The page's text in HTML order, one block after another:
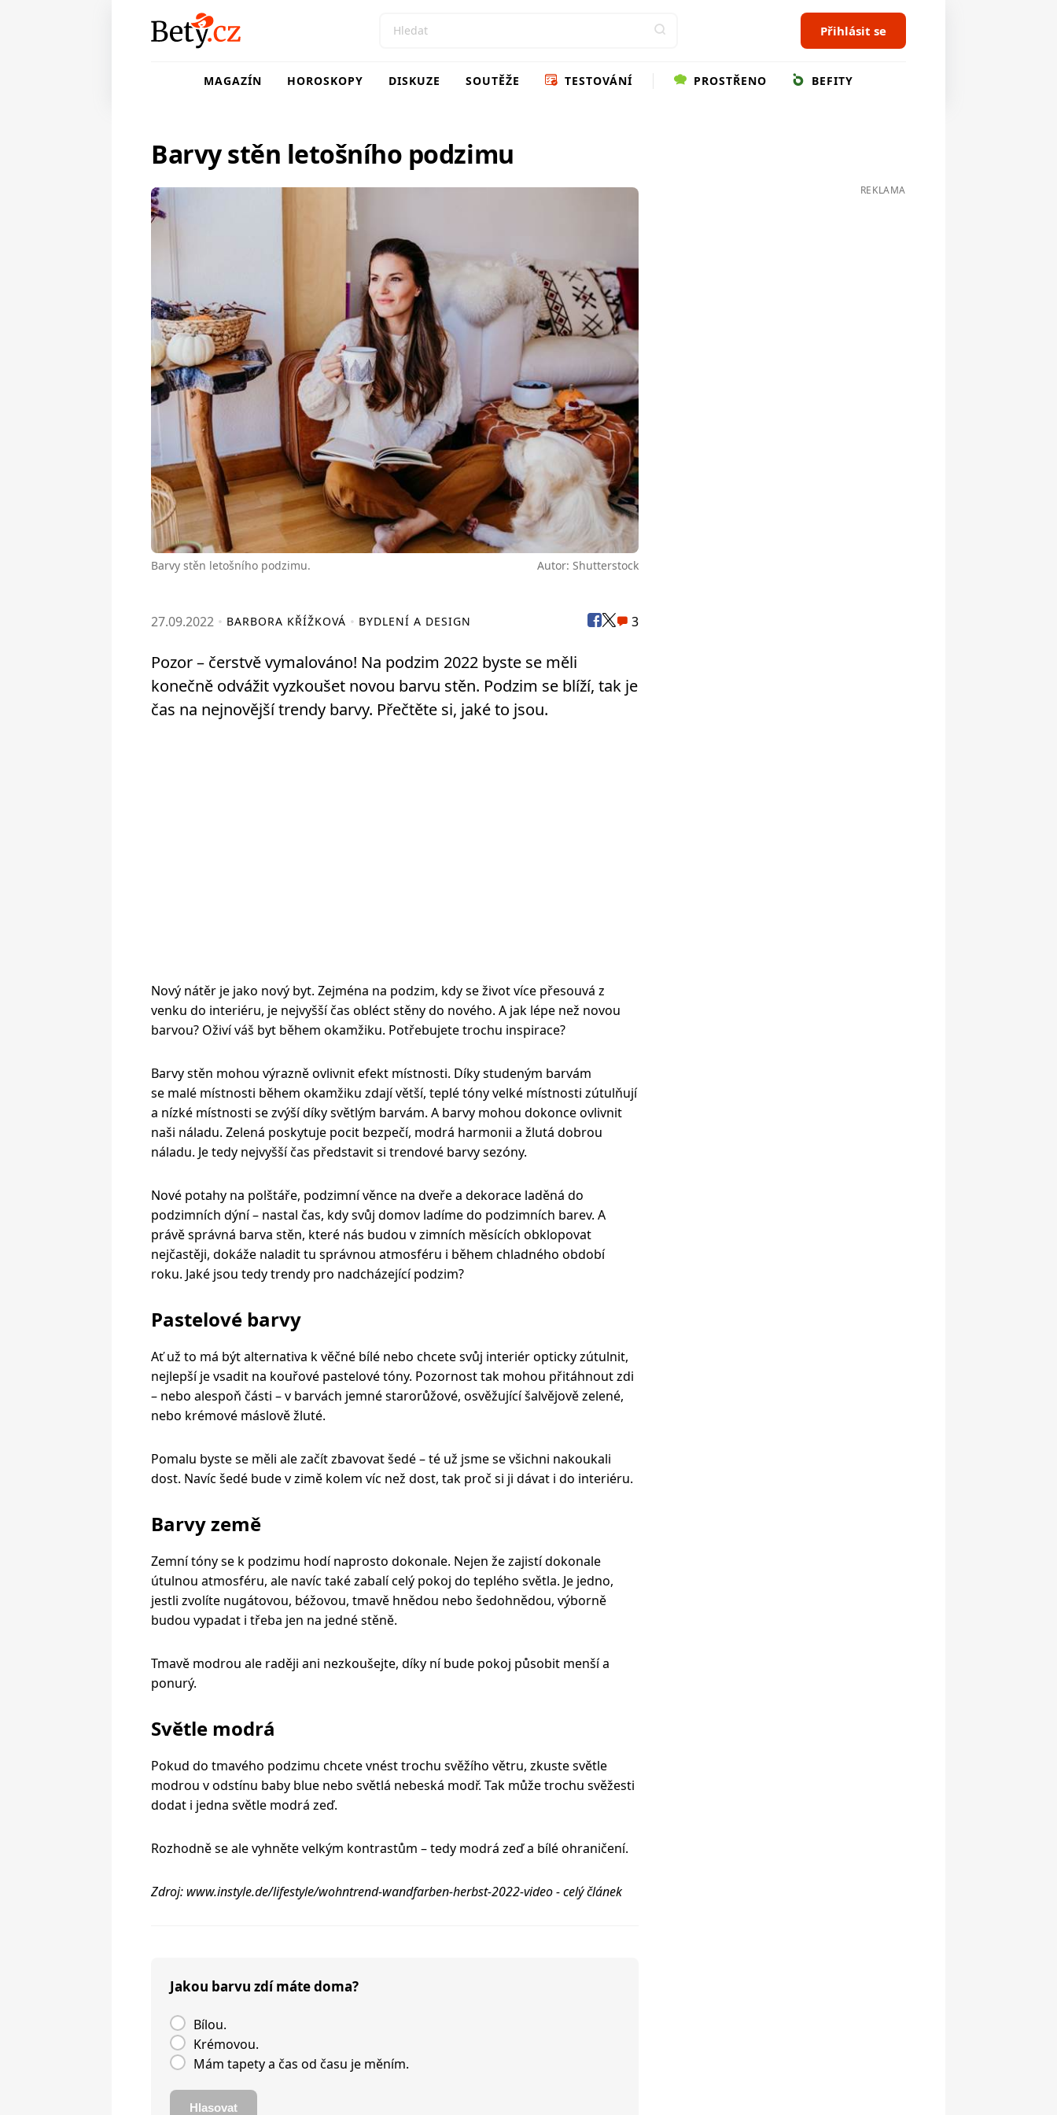
Přihlásit se
MAGAZÍN HOROSKOPY DISKUZE SOUTĚŽE TESTOVÁNÍ PROSTŘENO BEFITY
Barvy stěn letošního podzimu
Barvy stěn letošního podzimu. Autor: Shutterstock
27.09.2022 BARBORA KŘÍŽKOVÁ BYDLENÍ A DESIGN 3
Pozor – čerstvě vymalováno! Na podzim 2022 byste se měli
konečně odvážit vyzkoušet novou barvu stěn. Podzim se blíží, tak je
čas na nejnovější trendy barvy. Přečtěte si, jaké to jsou.
Nový nátěr je jako nový byt. Zejména na podzim, kdy se život více přesouvá z
venku do interiéru, je nejvyšší čas obléct stěny do nového. A jak lépe než novou
barvou? Oživí váš byt během okamžiku. Potřebujete trochu inspirace?
Barvy stěn mohou výrazně ovlivnit efekt místnosti. Díky studeným barvám
se malé místnosti během okamžiku zdají větší, teplé tóny velké místnosti zútulňují
a nízké místnosti se zvýší díky světlým barvám. A barvy mohou dokonce ovlivnit
naši náladu. Zelená poskytuje pocit bezpečí, modrá harmonii a žlutá dobrou
náladu. Je tedy nejvyšší čas představit si trendové barvy sezóny.
Nové potahy na polštáře, podzimní věnce na dveře a dekorace laděná do
podzimních dýní – nastal čas, kdy svůj domov ladíme do podzimních barev. A
právě správná barva stěn, které nás budou v zimních měsících obklopovat
nejčastěji, dokáže naladit tu správnou atmosféru i během chladného období
roku. Jaké jsou tedy trendy pro nadcházející podzim?
Pastelové barvy
Ať už to má být alternativa k věčné bílé nebo chcete svůj interiér opticky zútulnit,
nejlepší je vsadit na kouřové pastelové tóny. Pozornost tak mohou přitáhnout zdi
– nebo alespoň části – v barvách jemné starorůžové, osvěžující šalvějově zelené,
nebo krémové máslově žluté.
Pomalu byste se měli ale začít zbavovat šedé – té už jsme se všichni nakoukali
dost. Navíc šedé bude v zimě kolem víc než dost, tak proč si ji dávat i do interiéru.
Barvy země
Zemní tóny se k podzimu hodí naprosto dokonale. Nejen že zajistí dokonale
útulnou atmosféru, ale navíc také zabalí celý pokoj do teplého světla. Je jedno,
jestli zvolíte nugátovou, béžovou, tmavě hnědou nebo šedohnědou, výborně
budou vypadat i třeba jen na jedné stěně.
Tmavě modrou ale raději ani nezkoušejte, díky ní bude pokoj působit menší a
ponurý.
Světle modrá
Pokud do tmavého podzimu chcete vnést trochu svěžího větru, zkuste světle
modrou v odstínu baby blue nebo světlá nebeská modř. Tak může trochu svěžesti
dodat i jedna světle modrá zeď.
Rozhodně se ale vyhněte velkým kontrastům – tedy modrá zeď a bílé ohraničení.
Zdroj: www.instyle.de/lifestyle/wohntrend-wandfarben-herbst-2022-video - celý článek
Jakou barvu zdí máte doma?
Bílou.
Krémovou.
Mám tapety a čas od času je měním.
Hlasovat
REKLAMA